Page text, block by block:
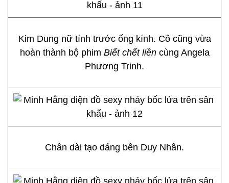
Kim Dung nữ tính trước ống kính. Cô cũng vừa
hoàn thành bộ phim Biết chết liền cùng Angela
Phương Trinh.
Chân dài tạo dáng bên Duy Nhân.